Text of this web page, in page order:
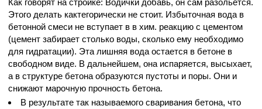
Как говорят на стройке: Водички добавь, он сам разольётся.
Этого делать кактегорически не стоит. Избыточная вода в
бетонной смеси не вступает в в хим. реакцию с цементом
(цемент забирает столько воды, сколько ему необходимо
для гидратации). Эта лишняя вода остается в бетоне в
свободном виде. В дальнейшем, она испаряется, высыхает,
а в структуре бетона образуются пустоты и поры. Они и
снижают марочную прочность бетона.
В результате так называемого сваривания бетона, что